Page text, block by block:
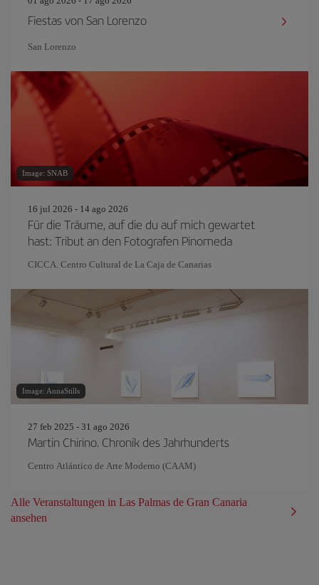
Fiestas von San Lorenzo
San Lorenzo
Image: SNAB
16 jul 2026 - 14 ago 2026
Für die Träume, auf die du auf mich gewartet
hast: Tribut an den Fotografen Pinomeda
CICCA. Centro Cultural de La Caja de Canarias
Image: AnnaStills
27 feb 2025 - 31 ago 2026
Martin Chirino. Chronik des Jahrhunderts
Centro Atlántico de Arte Moderno (CAAM)
Alle Veranstaltungen in Las Palmas de Gran Canaria
ansehen